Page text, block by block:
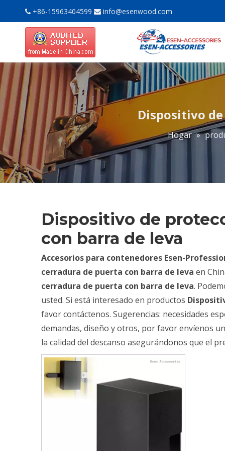
 +86-15963404599  info@esenwood.com
Dispositivo
Hogar »
Dispositivo de
con barra de leva
Accesorios para contenedores Esen-
cerradura de puerta con barra de leva en
cerradura de puerta con barra de leva.
usted. Si está interesado en productos
favor contáctenos. Sugerencias: necesidades
demandas, diseño y otros, por favor envíenos
la calidad del descanso asegurándonos que el